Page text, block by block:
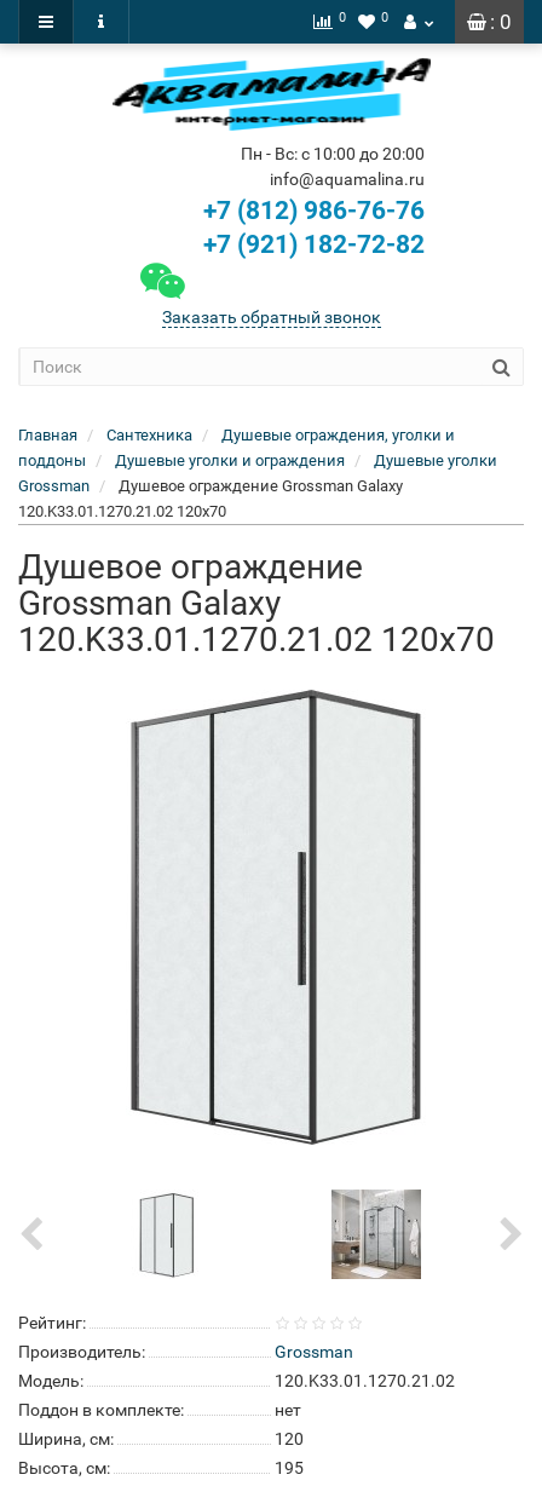
: 0
0 0
Пн - Вс: с 10:00 до 20:00
info@aquamalina.ru
+7 (812) 986-76-76
+7 (921) 182-72-82
Заказать обратный звонок
Главная Сантехника
Душевые ограждения, уголки и
поддоны
Душевые уголки и ограждения
Душевые уголки
Grossman
Душевое ограждение Grossman Galaxy
120.K33.01.1270.21.02 120x70
Душевое ограждение
Grossman Galaxy
120.K33.01.1270.21.02 120x70
Рейтинг:
Производитель:
Grossman
Модель:
120.K33.01.1270.21.02
Поддон в комплекте:
нет
Ширина, см:
120
Высота, см:
195